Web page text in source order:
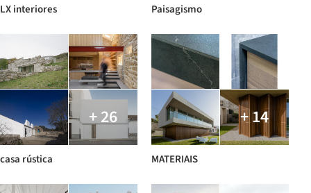
LX interiores Paisagismo
+ 26
casa rústica
+ 14
MATERIAIS